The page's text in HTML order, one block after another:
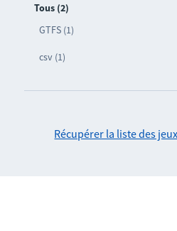
Tous (2)
GTFS (1)
csv (1)
Récupérer la liste des